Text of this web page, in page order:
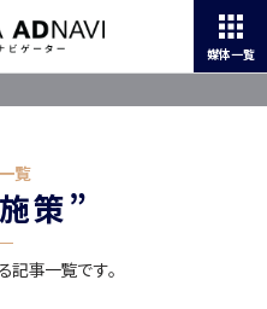
媒体一覧
覧
策”
記事一覧です。